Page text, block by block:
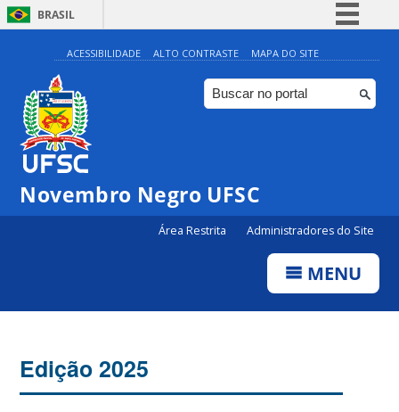
BRASIL
Simplifique!
Comunica BR
Participe
ACESSIBILIDADE ALTO CONTRASTE MAPA DO SITE
Novembro Negro UFSC
Área Restrita Administradores do Site
MENU
Edição 2025